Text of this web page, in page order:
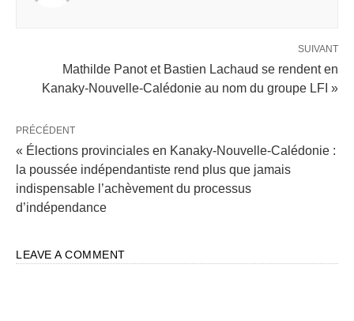
SUIVANT
Mathilde Panot et Bastien Lachaud se rendent en
Kanaky-Nouvelle-Calédonie au nom du groupe LFI »
PRÉCÉDENT
« Élections provinciales en Kanaky-Nouvelle-Calédonie :
la poussée indépendantiste rend plus que jamais
indispensable l’achèvement du processus
d’indépendance
LEAVE A COMMENT